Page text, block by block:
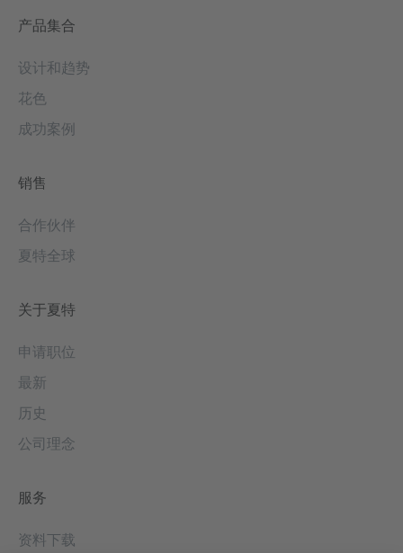
产品集合
设计和趋势
花色
成功案例
销售
合作伙伴
夏特全球
关于夏特
申请职位
最新
历史
公司理念
服务
资料下载